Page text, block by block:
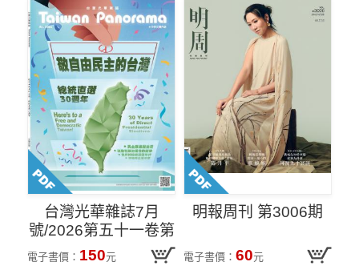
台灣光華雜誌7月
號/2026第五十一卷第
7期
電子書價： 150元
明報周刊 第3006期
電子書價： 60元